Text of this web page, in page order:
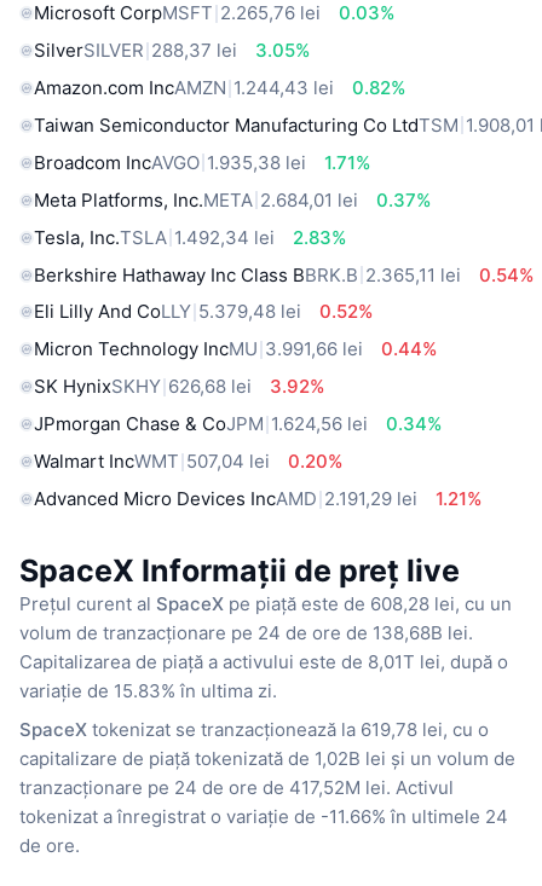
Microsoft CorpMSFT 2.265,76 lei
0.03%
SilverSILVER 288,37 lei
3.05%
Amazon.com IncAMZN 1.244,43 lei
0.82%
Taiwan Semiconductor Manufacturing Co LtdTSM 1.908,01
Broadcom IncAVGO 1.935,38 lei
1.71%
Meta Platforms, Inc.META 2.684,01 lei
0.37%
Tesla, Inc.TSLA 1.492,34 lei
2.83%
Berkshire Hathaway Inc Class BBRK.B 2.365,11 lei
0.54%
Eli Lilly And CoLLY 5.379,48 lei
0.52%
Micron Technology IncMU 3.991,66 lei
0.44%
SK HynixSKHY 626,68 lei
3.92%
JPmorgan Chase & CoJPM 1.624,56 lei
0.34%
Walmart IncWMT 507,04 lei
0.20%
Advanced Micro Devices IncAMD 2.191,29 lei 1.21%
SpaceX Informații de preț live
Prețul curent al SpaceX pe piață este de 608,28 lei, cu un
volum de tranzacționare pe 24 de ore de 138,68B lei.
Capitalizarea de piață a activului este de 8,01T lei, după o
variație de 15.83% în ultima zi.
SpaceX tokenizat se tranzacționează la 619,78 lei, cu o
capitalizare de piață tokenizată de 1,02B lei și un volum de
tranzacționare pe 24 de ore de 417,52M lei. Activul
tokenizat a înregistrat o variație de -11.66% în ultimele 24
de ore.